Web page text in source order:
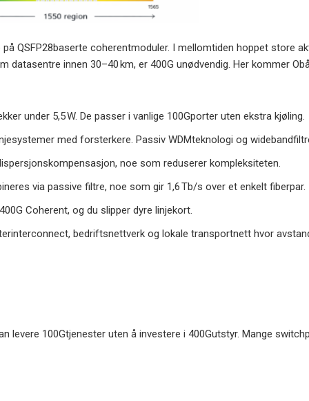
QSFP28baserte coherentmoduler. I mellomtiden hoppet store
datasentre innen 30–40 km, er 400G unødvendig. Her kommer
under 5,5 W. De passer i vanlige 100Gporter uten ekstra kjøling.
med forsterkere. Passiv WDMteknologi og
noe som reduserer kompleksiteten.
via passive filtre, noe som gir 1,6 Tb/s over et enkelt fiberpar.
Coherent, og du slipper dyre linjekort.
bedriftsnettverk og lokale transportnett hvor
levere 100Gtjenester uten å investere i 400Gutstyr. Mange